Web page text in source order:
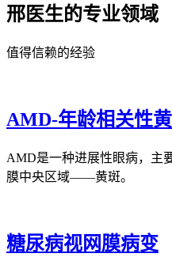
邢医生的专业领域
值得信赖的经验
AMD-年龄相关性
AMD是一种进展性眼病，主
膜中央区域——黄斑。
糖尿病视网膜病变